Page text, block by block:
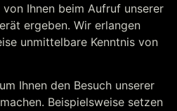
Ihnen beim Aufruf unserer
ergeben. Wir erlangen
unmittelbare Kenntnis von
Ihnen den Besuch unserer
Beispielsweise setzen